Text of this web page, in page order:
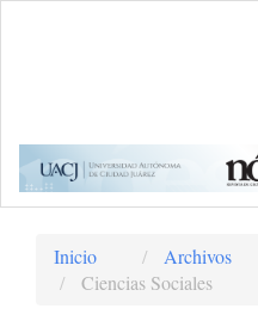
lateral
Inicio Archivos
Ciencias Sociales